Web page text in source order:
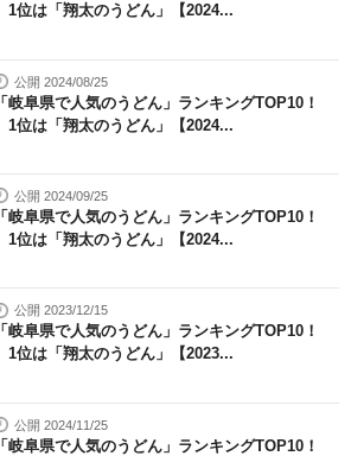
1位は「翔太のうどん」【2024...
公開 2024/08/25
「岐阜県で人気のうどん」ランキングTOP10！
1位は「翔太のうどん」【2024...
公開 2024/09/25
「岐阜県で人気のうどん」ランキングTOP10！
1位は「翔太のうどん」【2024...
公開 2023/12/15
「岐阜県で人気のうどん」ランキングTOP10！
1位は「翔太のうどん」【2023...
公開 2024/11/25
「岐阜県で人気のうどん」ランキングTOP10！